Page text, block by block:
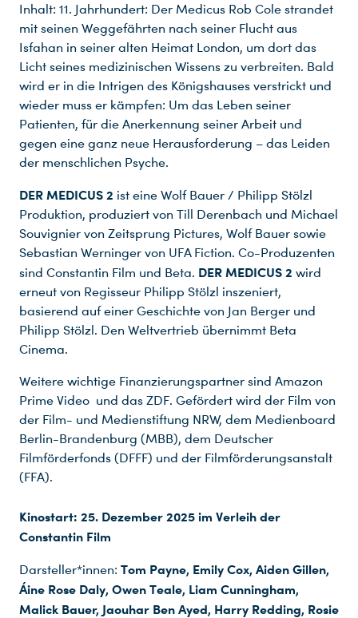
Inhalt: 11. Jahrhundert: Der Medicus Rob Cole strandet
mit seinen Weggefährten nach seiner Flucht aus
Isfahan in seiner alten Heimat London, um dort das
Licht seines medizinischen Wissens zu verbreiten. Bald
wird er in die Intrigen des Königshauses verstrickt und
wieder muss er kämpfen: Um das Leben seiner
Patienten, für die Anerkennung seiner Arbeit und
gegen eine ganz neue Herausforderung – das Leiden
der menschlichen Psyche.
DER MEDICUS 2 ist eine Wolf Bauer / Philipp Stölzl
Produktion, produziert von Till Derenbach und Michael
Souvignier von Zeitsprung Pictures, Wolf Bauer sowie
Sebastian Werninger von UFA Fiction. Co-Produzenten
sind Constantin Film und Beta. DER MEDICUS 2 wird
erneut von Regisseur Philipp Stölzl inszeniert,
basierend auf einer Geschichte von Jan Berger und
Philipp Stölzl. Den Weltvertrieb übernimmt Beta
Cinema.
Weitere wichtige Finanzierungspartner sind Amazon
Prime Video und das ZDF. Gefördert wird der Film von
der Film- und Medienstiftung NRW, dem Medienboard
Berlin-Brandenburg (MBB), dem Deutscher
Filmförderfonds (DFFF) und der Filmförderungsanstalt
(FFA).
Kinostart: 25. Dezember 2025 im Verleih der
Constantin Film
Darsteller*innen: Tom Payne, Emily Cox, Aiden Gillen,
Áine Rose Daly, Owen Teale, Liam Cunningham,
Malick Bauer, Jaouhar Ben Ayed, Harry Redding, Rosie